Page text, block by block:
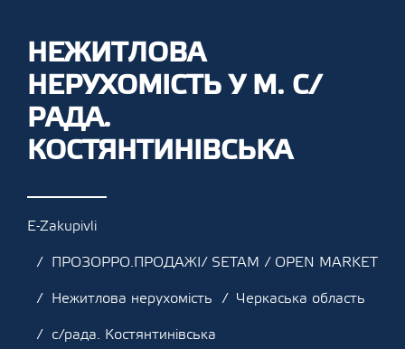
НЕЖИТЛОВА
НЕРУХОМІСТЬ У М. С/
РАДА.
КОСТЯНТИНІВСЬКА
E-Zakupivli
ПРОЗОРРО.ПРОДАЖІ/ SETAM / OPEN MARKET
Нежитлова нерухомість
Черкаська область
с/рада. Костянтинівська